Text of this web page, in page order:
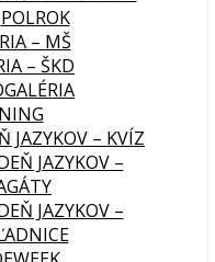
POLROK
– MŠ
– ŠKD
JAZYKOV – KVÍZ
JAZYKOV –
JAZYKOV –